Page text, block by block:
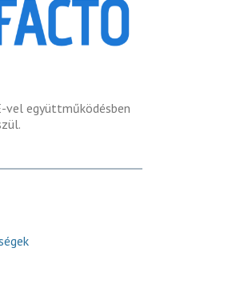
vel együttműködésben